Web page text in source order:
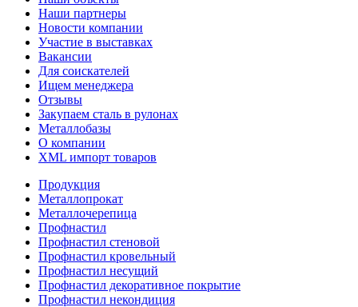
Наши партнеры
Новости компании
Участие в выставках
Вакансии
Для соискателей
Ищем менеджера
Отзывы
Закупаем сталь в рулонах
Металлобазы
О компании
XML импорт товаров
Продукция
Металлопрокат
Металлочерепица
Профнастил
Профнастил стеновой
Профнастил кровельный
Профнастил несущий
Профнастил декоративное покрытие
Профнастил некондиция